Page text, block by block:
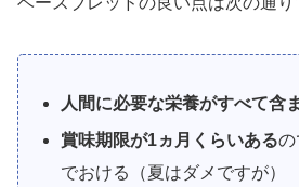
人間に必要な栄養がすべて含
賞味期限が1ヵ月くらいあるの
でおける（夏はダメですが）